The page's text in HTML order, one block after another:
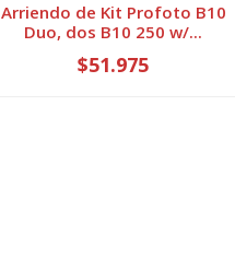
Arriendo de Kit Profoto B10
Duo, dos B10 250 w/...
$51.975